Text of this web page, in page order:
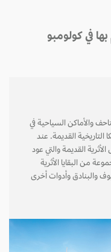
في كولومبو
والأماكن السياحية في
القديمة. عند
القديمة والتي عود
مجموعة من البقايا الأثرية
والبنادق وأدوات أخرى